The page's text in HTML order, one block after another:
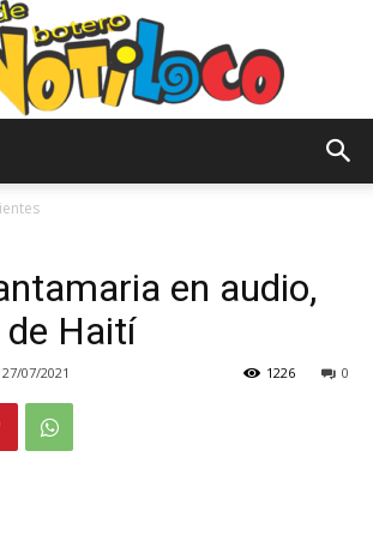
Notiloco en audio,
de Haití
27/07/2021 0
1226